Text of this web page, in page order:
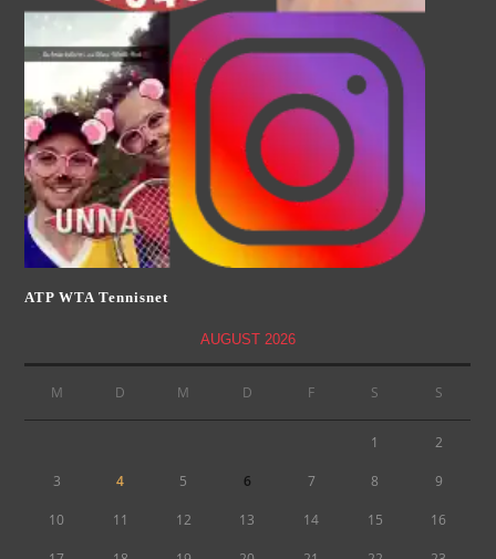
ATP WTA Tennisnet
AUGUST 2026
M D M D F S S
1 2
3 4 5 6 7 8 9
10 11 12 13 14 15 16